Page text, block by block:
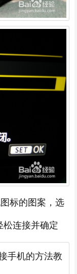
标的图案，选
连接并确定